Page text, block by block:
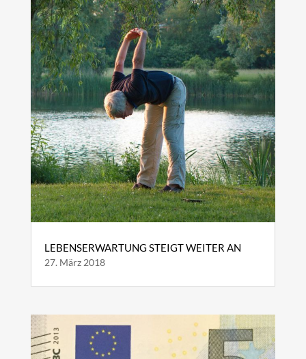
LEBENSERWARTUNG STEIGT WEITER AN
27. März 2018